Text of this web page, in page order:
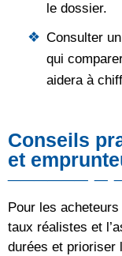
le dossier.
Consulter
qui
aidera à
Conseils
et
Pour les
taux réalistes et
durées et prioriser